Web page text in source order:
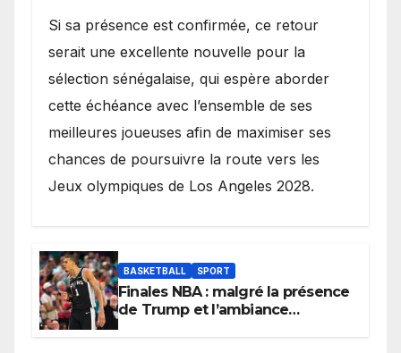
Si sa présence est confirmée, ce retour
serait une excellente nouvelle pour la
sélection sénégalaise, qui espère aborder
cette échéance avec l’ensemble de ses
meilleures joueuses afin de maximiser ses
chances de poursuivre la route vers les
Jeux olympiques de Los Angeles 2028.
BASKETBALL SPORT
Finales NBA : malgré la présence
de Trump et l’ambiance